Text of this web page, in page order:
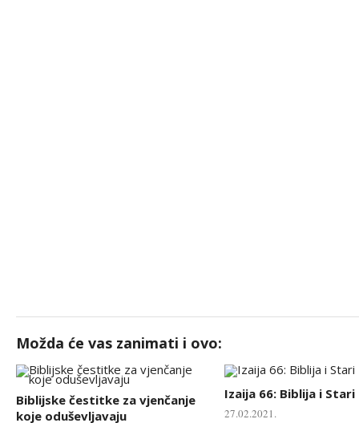
Možda će vas zanimati i ovo:
Biblijske čestitke za vjenčanje
koje oduševljavaju
Izaija 66: Biblija i
27.02.2021.